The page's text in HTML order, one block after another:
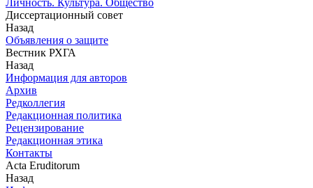
Личность. Культура. Общество
Диссертационный совет
Назад
Объявления о защите
Вестник РХГА
Назад
Информация для авторов
Архив
Редколлегия
Редакционная политика
Рецензирование
Редакционная этика
Контакты
Acta Eruditorum
Назад